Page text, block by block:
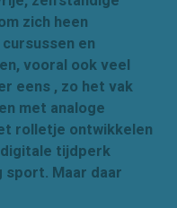
zich heen
en
vooral ook veel
eens , zo het vak
met analoge
rolletje ontwikkelen
tijdperk
Maar daar